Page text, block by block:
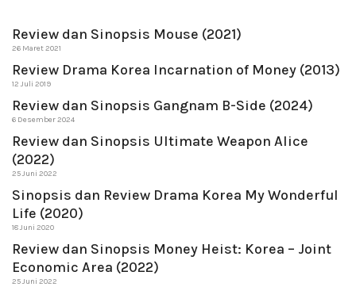
Review dan Sinopsis Mouse (2021)
26 Maret 2021
Review Drama Korea Incarnation of Money (2013)
12 Juli 2019
Review dan Sinopsis Gangnam B-Side (2024)
6 Desember 2024
Review dan Sinopsis Ultimate Weapon Alice
(2022)
25 Juni 2022
Sinopsis dan Review Drama Korea My Wonderful
Life (2020)
18 Juni 2020
Review dan Sinopsis Money Heist: Korea – Joint
Economic Area (2022)
25 Juni 2022